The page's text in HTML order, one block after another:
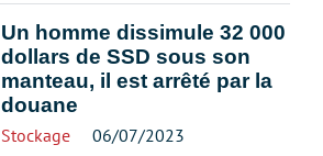
Un homme dissimule 32 000
dollars de SSD sous son
manteau, il est arrêté par la
douane
Stockage 06/07/2023